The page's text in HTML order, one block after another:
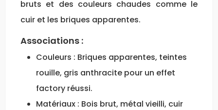
bruts et des couleurs chaudes comme le
cuir et les briques apparentes.
Associations :
Couleurs : Briques apparentes, teintes
rouille, gris anthracite pour un effet
factory réussi.
Matériaux : Bois brut, métal vieilli, cuir